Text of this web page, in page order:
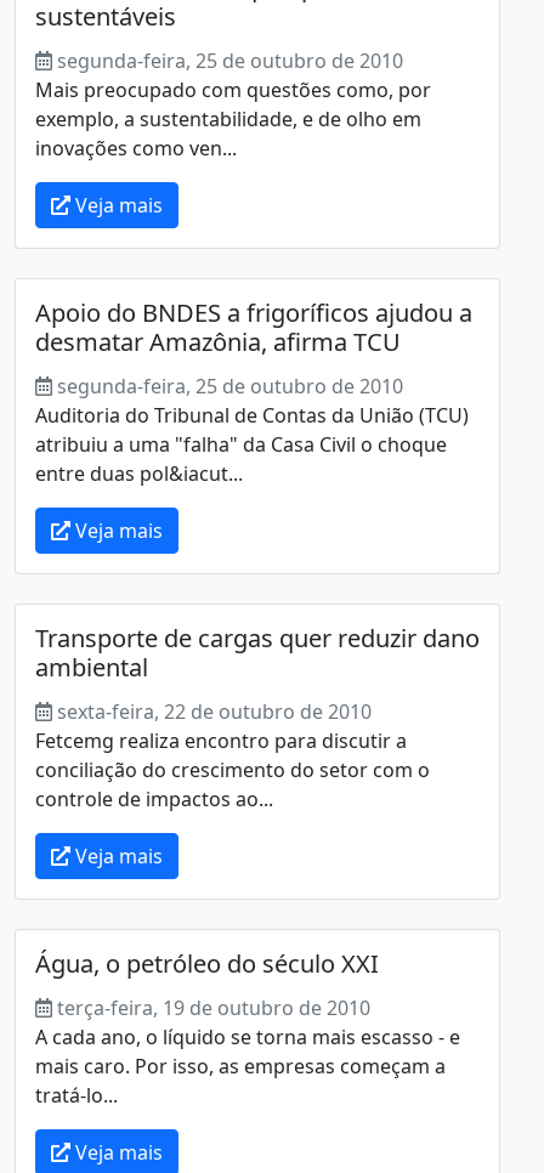
sustentáveis
segunda-feira, 25 de outubro de 2010
Mais preocupado com questões como, por
exemplo, a sustentabilidade, e de olho em
inovações como ven...
Veja mais
Apoio do BNDES a frigoríficos ajudou a
desmatar Amazônia, afirma TCU
segunda-feira, 25 de outubro de 2010
Auditoria do Tribunal de Contas da União (TCU)
atribuiu a uma "falha" da Casa Civil o choque
entre duas pol&iacut...
Veja mais
Transporte de cargas quer reduzir dano
ambiental
sexta-feira, 22 de outubro de 2010
Fetcemg realiza encontro para discutir a
conciliação do crescimento do setor com o
controle de impactos ao...
Veja mais
Água, o petróleo do século XXI
terça-feira, 19 de outubro de 2010
A cada ano, o líquido se torna mais escasso - e
mais caro. Por isso, as empresas começam a
tratá-lo...
Veja mais